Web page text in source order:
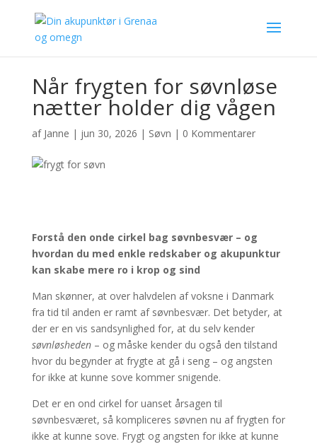
Når frygten for søvnløse
nætter holder dig vågen
af Janne | jun 30, 2026 | Søvn | 0 Kommentarer
Forstå den onde cirkel bag søvnbesvær – og
hvordan du med enkle redskaber og akupunktur
kan skabe mere ro i krop og sind
Man skønner, at over halvdelen af voksne i Danmark
fra tid til anden er ramt af søvnbesvær. Det betyder, at
der er en vis sandsynlighed for, at du selv kender
søvnløsheden– og måske kender du også den tilstand
hvor du begynder at frygte at gå i seng – og angsten
for ikke at kunne sove kommer snigende.
Det er en ond cirkel for uanset årsagen til
søvnbesværet, så kompliceres søvnen nu af frygten for
ikke at kunne sove. Frygt og angsten for ikke at kunne